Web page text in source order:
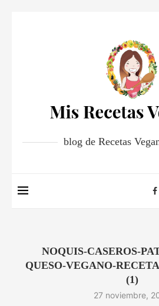
blog de Recetas
NOQUIS-CASEROS-
QUESO-VEGANO-
(1)
27 noviembre,